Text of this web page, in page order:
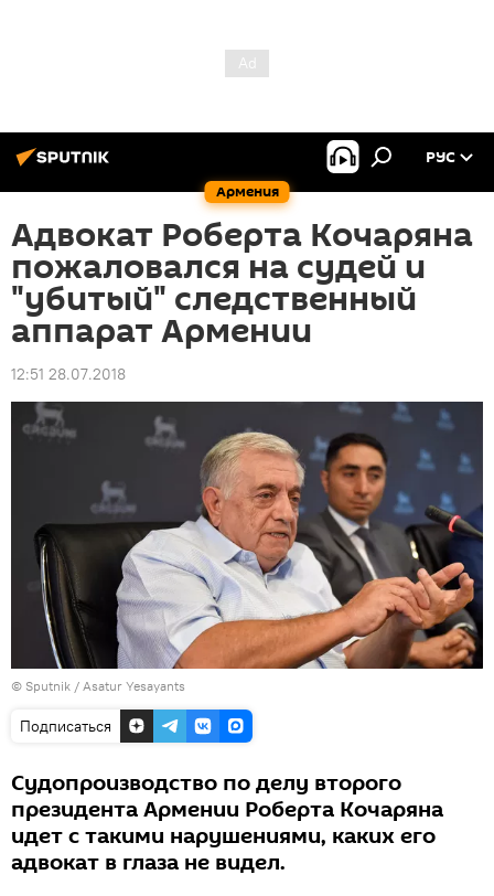
Армения
РУС
Адвокат Роберта Кочаряна
пожаловался на судей и
"убитый" следственный
аппарат Армении
12:51 28.07.2018
© Sputnik / Asatur Yesayants
Подписаться
Судопроизводство по делу второго
президента Армении Роберта Кочаряна
идет с такими нарушениями, каких его
адвокат в глаза не видел.